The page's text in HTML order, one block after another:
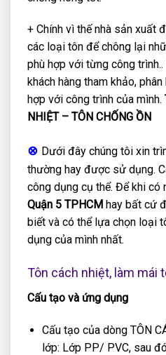
+ Chính vì thế nhà sản xuất
các loại tôn để chông lại
phù hợp với từng công
khách hàng tham khảo,
hợp với công trình của mình.
NHIỆT – TÔN CHỐNG ỒN
⊗ Dưới đây chúng tôi xin
thường hay được sử dụng.
công dụng cụ thể. Để khi có
Quận 5 TPHCM hay bất cứ
biết và có thể lựa chọn loại
dụng của mình nhất.
Tôn cách nhiệt, làm mái
Cấu tạo và ứng dụng
Cấu tạo của dòng TÔN
lớp: Lớp PP/ PVC, sau